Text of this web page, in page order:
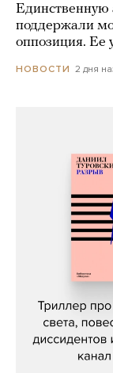
Единственную
поддержали
оппозиция. Ее
НОВОСТИ 2 дня